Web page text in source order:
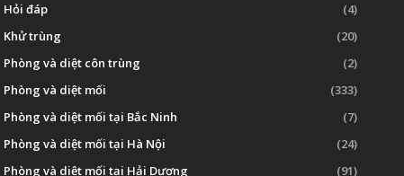
Hỏi đáp
(4)
Khử trùng
(20)
Phòng và diệt côn trùng
(2)
Phòng và diệt mối
(333)
Phòng và diệt mối tại Bắc Ninh
(7)
Phòng và diệt mối tại Hà Nội
(24)
Phòng và diệt mối tại Hải Dương
(91)